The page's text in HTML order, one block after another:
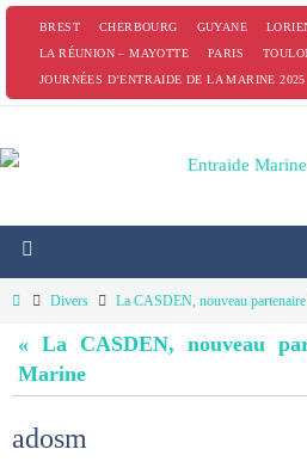
PasserBREST CHERBOURG GUYANE
LA RÉUNION – MAYOTTE
PARIS
JOURNÉES D’ENTRAIDE DE LA MARINE 2025
HomeDivers La CASDEN, nouveau
« La CASDEN, nouveau
Marine
adosm